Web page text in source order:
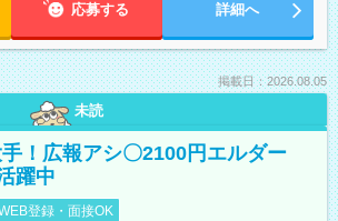
応募する 詳細へ
掲載日：2026.08.05
未読
手！広報アシ〇2100円エルダー
躍中
登録・面接OK